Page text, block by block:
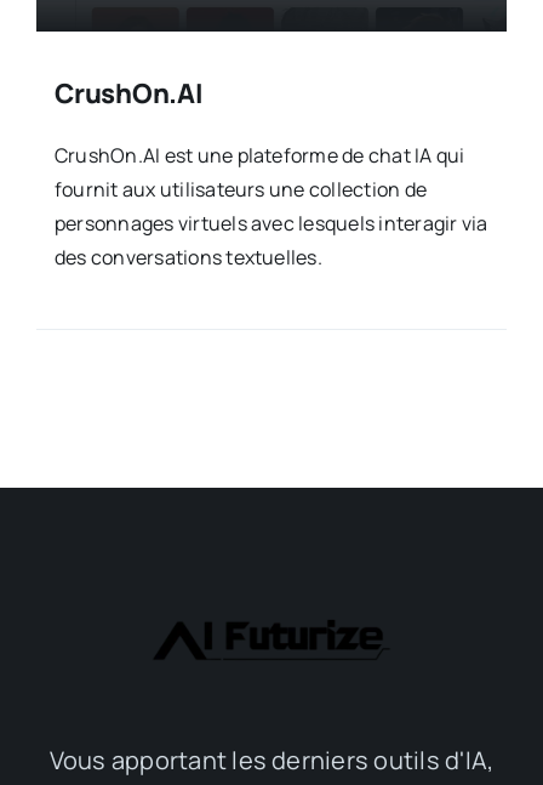
CrushOn.AI
CrushOn.AI est une plateforme de chat IA qui
fournit aux utilisateurs une collection de
personnages virtuels avec lesquels interagir via
des conversations textuelles.
Vous apportant les derniers outils d'IA,